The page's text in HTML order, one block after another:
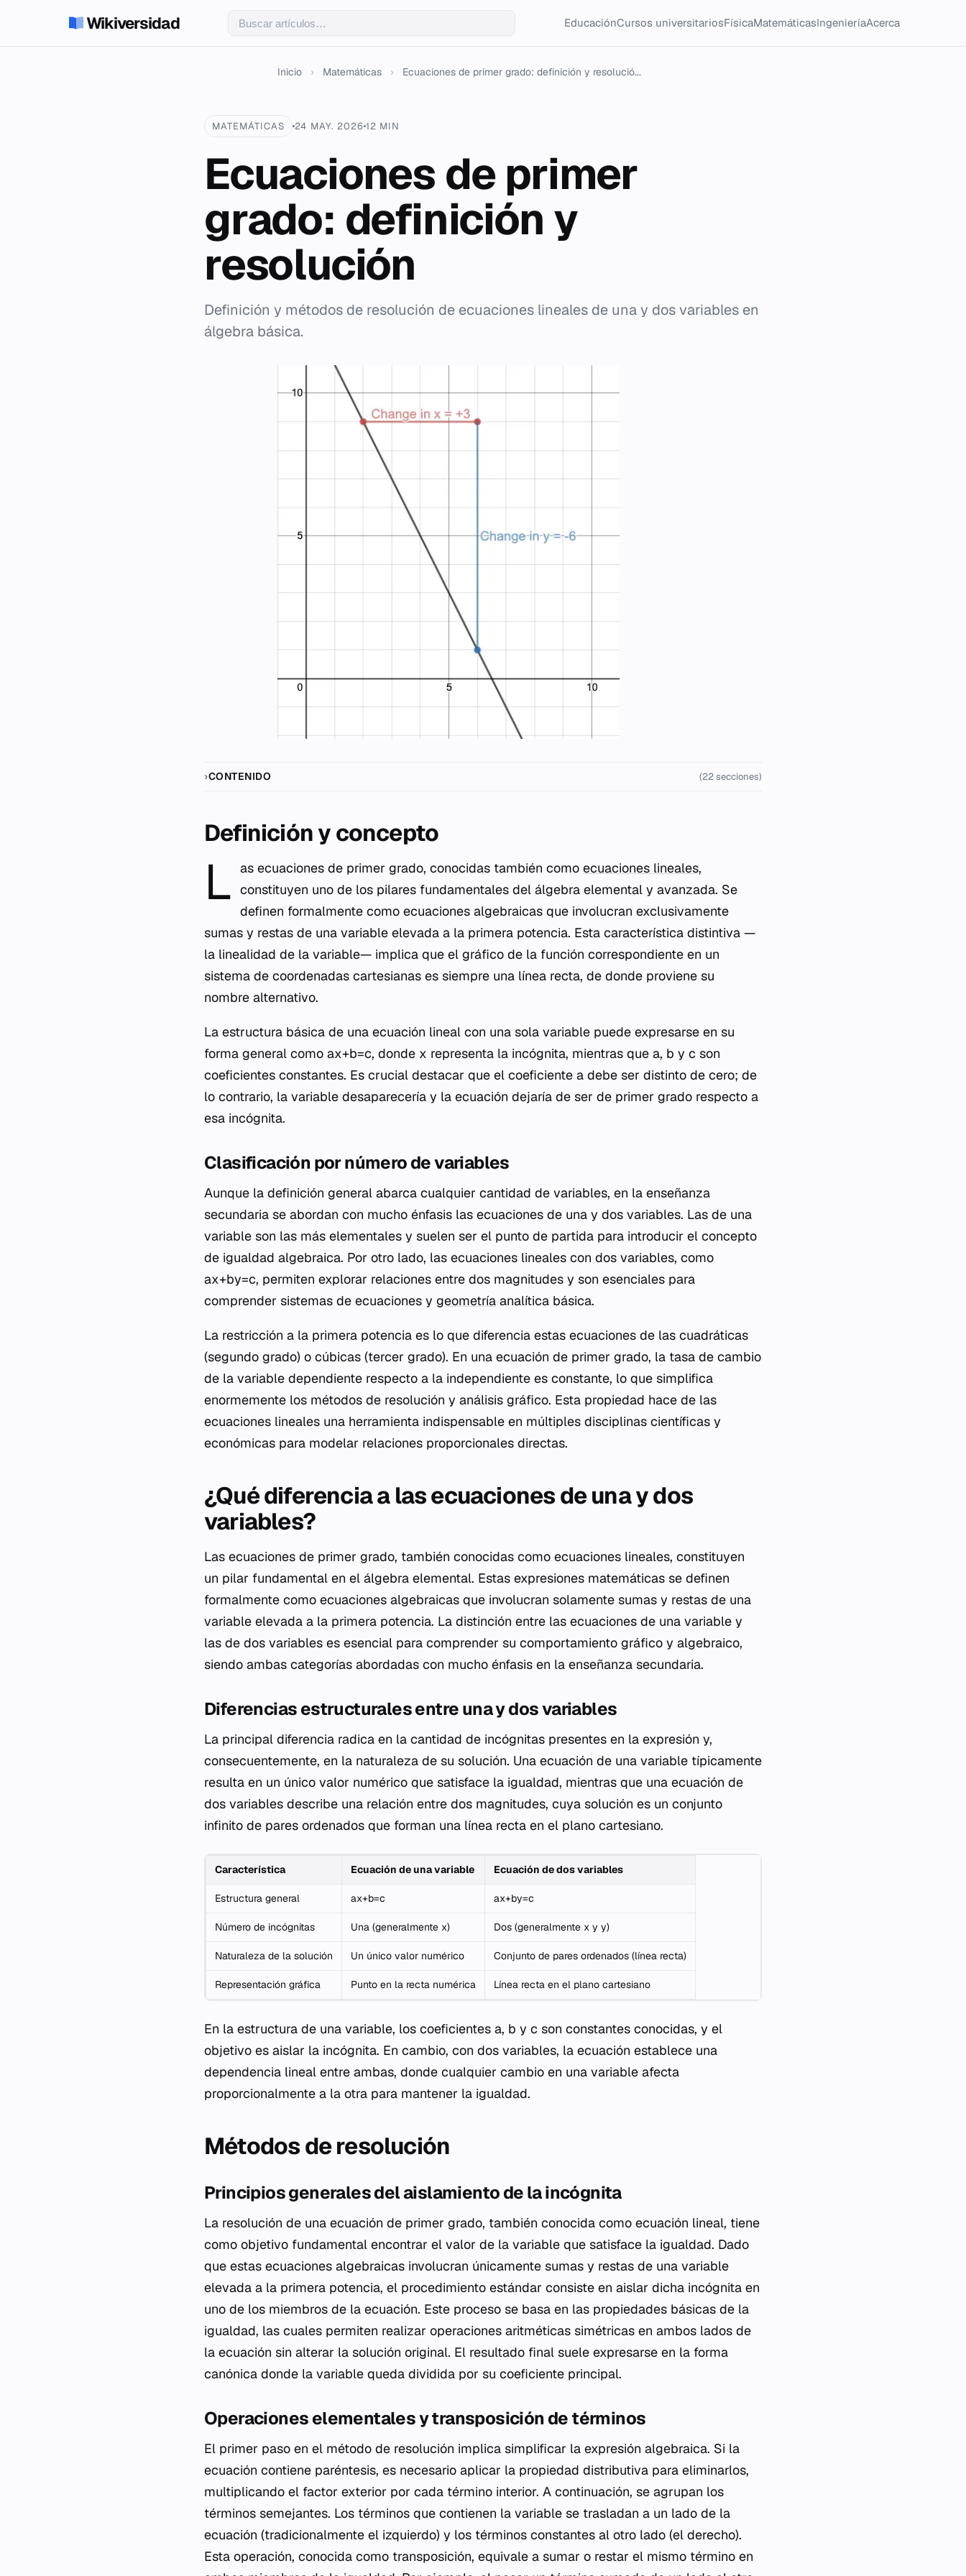
Wikiversidad EducaciónCursos universitariosFísicaMatemáticasIngenieríaAcerca
Inicio › Matemáticas › Ecuaciones de primer grado: definición y resolució...
MATEMÁTICAS 24 MAY. 2026 12 MIN
Ecuaciones de primer
grado: definición y
resolución
Definición y métodos de resolución de ecuaciones lineales de una y dos variables en
álgebra básica.
CONTENIDO (22 secciones)
Definición y concepto
L as ecuaciones de primer grado, conocidas también comoecuaciones lineales,
constituyen uno de los pilares fundamentales del álgebra elemental y avanzada. Se
definen formalmente como ecuaciones algebraicas que involucran exclusivamente
sumas y restas de una variable elevada a la primera potencia. Esta característica distintiva —
la linealidad de la variable— implica que el gráfico de la función correspondiente en un
sistema de coordenadas cartesianas es siempre una línea recta, de donde proviene su
nombre alternativo.
La estructura básica de una ecuación lineal con una sola variable puede expresarse en su
forma general como ax+b=c, donde x representa la incógnita, mientras que a, b y c son
coeficientes constantes. Es crucial destacar que el coeficiente a debe ser distinto de cero; de
lo contrario, la variable desaparecería y la ecuación dejaría de ser de primer grado respecto a
esa incógnita.
Clasificación por número de variables
Aunque la definición general abarca cualquier cantidad de variables, en la enseñanza
secundaria se abordan con mucho énfasis las ecuaciones de una y dos variables. Las de una
variable son las más elementales y suelen ser el punto de partida para introducir el concepto
de igualdad algebraica. Por otro lado, las ecuaciones lineales con dos variables, como
ax+by=c, permiten explorar relaciones entre dos magnitudes y son esenciales para
comprender sistemas de ecuaciones y geometría analítica básica.
La restricción a la primera potencia es lo que diferencia estas ecuaciones de las cuadráticas
(segundo grado) o cúbicas (tercer grado). En una ecuación de primer grado, la tasa de cambio
de la variable dependiente respecto a la independiente es constante, lo que simplifica
enormemente los métodos de resolución y análisis gráfico. Esta propiedad hace de las
ecuaciones lineales una herramienta indispensable en múltiples disciplinas científicas y
económicas para modelar relaciones proporcionales directas.
¿Qué diferencia a las ecuaciones de una y dos
variables?
Las ecuaciones de primer grado, también conocidas como ecuaciones lineales, constituyen
un pilar fundamental en el álgebra elemental. Estas expresiones matemáticas se definen
formalmente como ecuaciones algebraicas que involucran solamente sumas y restas de una
variable elevada a la primera potencia. La distinción entre las ecuaciones de una variable y
las de dos variables es esencial para comprender su comportamiento gráfico y algebraico,
siendo ambas categorías abordadas con mucho énfasis en la enseñanza secundaria.
Diferencias estructurales entre una y dos variables
La principal diferencia radica en la cantidad de incógnitas presentes en la expresión y,
consecuentemente, en la naturaleza de su solución. Una ecuación de una variable típicamente
resulta en un único valor numérico que satisface la igualdad, mientras que una ecuación de
dos variables describe una relación entre dos magnitudes, cuya solución es un conjunto
infinito de pares ordenados que forman una línea recta en el plano cartesiano.
Característica Ecuación de una variable Ecuación de dos variables
Estructura general ax+b=c ax+by=c
Número de incógnitas Una (generalmente x) Dos (generalmente x y y)
Naturaleza de la solución Un único valor numérico Conjunto de pares ordenados (línea recta)
Representación gráfica Punto en la recta numérica Línea recta en el plano cartesiano
En la estructura de una variable, los coeficientes a, b y c son constantes conocidas, y el
objetivo es aislar la incógnita. En cambio, con dos variables, la ecuación establece una
dependencia lineal entre ambas, donde cualquier cambio en una variable afecta
proporcionalmente a la otra para mantener la igualdad.
Métodos de resolución
Principios generales del aislamiento de la incógnita
La resolución de una ecuación de primer grado, también conocida como ecuación lineal, tiene
como objetivo fundamental encontrar el valor de la variable que satisface la igualdad. Dado
que estas ecuaciones algebraicas involucran únicamente sumas y restas de una variable
elevada a la primera potencia, el procedimiento estándar consiste en aislar dicha incógnita en
uno de los miembros de la ecuación. Este proceso se basa en las propiedades básicas de la
igualdad, las cuales permiten realizar operaciones aritméticas simétricas en ambos lados de
la ecuación sin alterar la solución original. El resultado final suele expresarse en la forma
canónica donde la variable queda dividida por su coeficiente principal.
Operaciones elementales y transposición de términos
El primer paso en el método de resolución implica simplificar la expresión algebraica. Si la
ecuación contiene paréntesis, es necesario aplicar la propiedad distributiva para eliminarlos,
multiplicando el factor exterior por cada término interior. A continuación, se agrupan los
términos semejantes. Los términos que contienen la variable se trasladan a un lado de la
ecuación (tradicionalmente el izquierdo) y los términos constantes al otro lado (el derecho).
Esta operación, conocida como transposición, equivale a sumar o restar el mismo término en